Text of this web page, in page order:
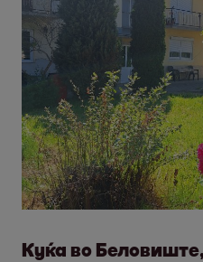
Куќа во Беловиште,